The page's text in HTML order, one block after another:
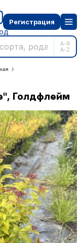
А-Я
A-Z
Регистрация
Голдфлейм